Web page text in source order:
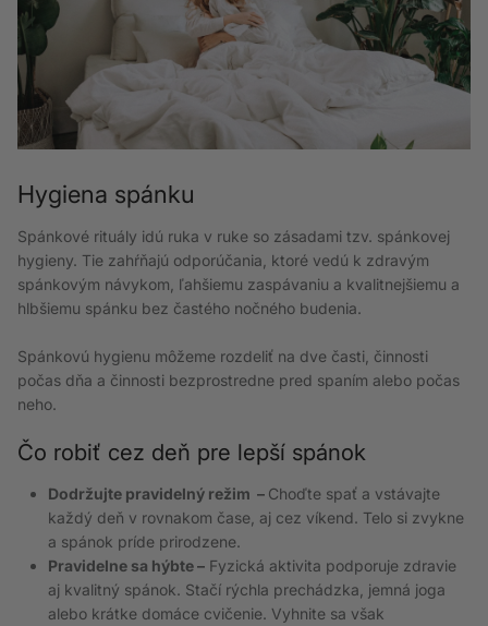
Hygiena spánku
Spánkové rituály idú ruka v ruke so zásadami tzv. spánkovej
hygieny. Tie zahŕňajú odporúčania, ktoré vedú k zdravým
spánkovým návykom, ľahšiemu zaspávaniu a kvalitnejšiemu a
hlbšiemu spánku bez častého nočného budenia.
Spánkovú hygienu môžeme rozdeliť na dve časti, činnosti
počas dňa a činnosti bezprostredne pred spaním alebo počas
neho.
Čo robiť cez deň pre lepší spánok
Dodržujte pravidelný režim – Choďte spať a vstávajte
každý deň v rovnakom čase, aj cez víkend. Telo si zvykne
a spánok príde prirodzene.
Pravidelne sa hýbte – Fyzická aktivita podporuje zdravie
aj kvalitný spánok. Stačí rýchla prechádzka, jemná joga
alebo krátke domáce cvičenie. Vyhnite sa však